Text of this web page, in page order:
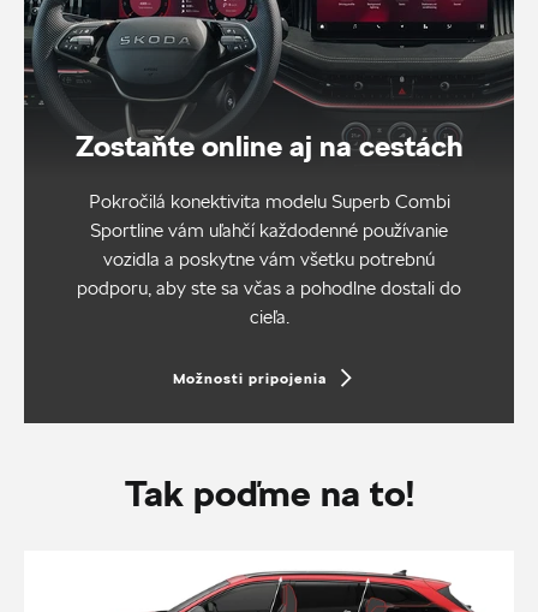
Zostaňte online aj na cestách
Pokročilá konektivita modelu Superb Combi
Sportline vám uľahčí každodenné používanie
vozidla a poskytne vám všetku potrebnú
podporu, aby ste sa včas a pohodlne dostali do
cieľa.
Možnosti pripojenia
Tak poďme na to!